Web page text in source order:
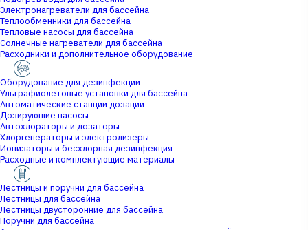
Электронагреватели для бассейна
Теплообменники для бассейна
Тепловые насосы для бассейна
Солнечные нагреватели для бассейна
Расходники и дополнительное оборудование
Оборудование для дезинфекции
Ультрафиолетовые установки для бассейна
Автоматические станции дозации
Дозирующие насосы
Автохлораторы и дозаторы
Хлоргенераторы и электролизеры
Ионизаторы и бесхлорная дезинфекция
Расходные и комплектующие материалы
Лестницы и поручни для бассейна
Лестницы для бассейна
Лестницы двусторонние для бассейна
Поручни для бассейна